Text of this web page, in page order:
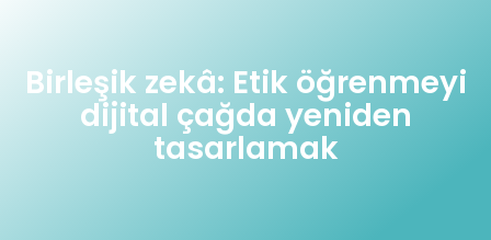
Birleşik zekâ: Etik öğrenmeyi
dijital çağda yeniden
tasarlamak